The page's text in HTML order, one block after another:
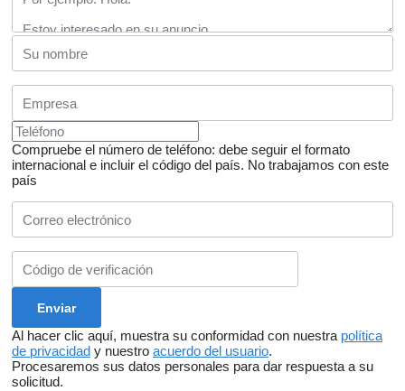
Compruebe el número de teléfono: debe seguir el formato
internacional e incluir el código del país. No trabajamos con este
país
Al hacer clic aquí, muestra su conformidad con nuestra política
de privacidad y nuestro acuerdo del usuario.
Procesaremos sus datos personales para dar respuesta a su
solicitud.